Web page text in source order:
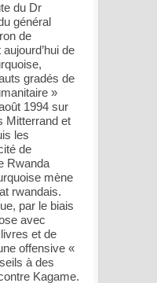
du Dr
général
de
de
gradés de
»
1994 sur
Mitterrand et
les
de
Rwanda
mène
rwandais.
par le biais
avec
et de
offensive «
à des
Kagame.